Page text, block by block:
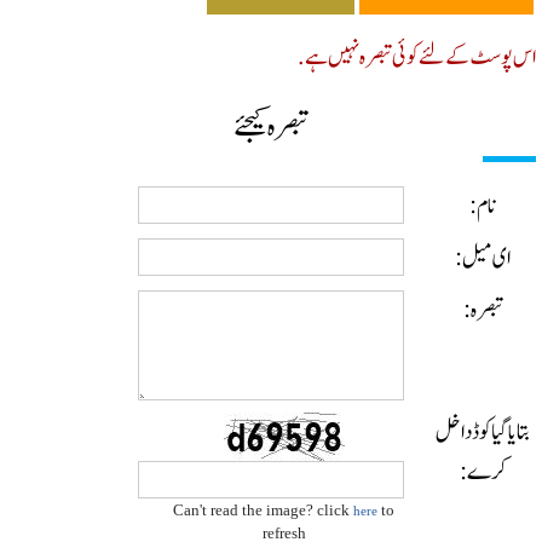
کے لئے کوئی تبصرہ نہیں ہے.
تبصرہ کیجئے
نام:
ای میل:
تبصرہ:
گیا کوڈ داخل
کرے:
Can't read the image? clickhere
refresh